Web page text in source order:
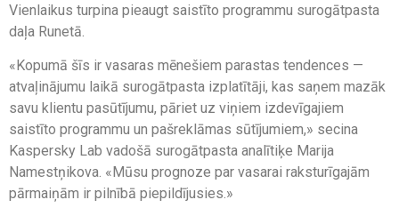
Vienlaikus turpina pieaugt saistīto programmu surogātpasta
daļa Runetā.
«Kopumā šīs ir vasaras mēnešiem parastas tendences —
atvaļinājumu laikā surogātpasta izplatītāji, kas saņem mazāk
savu klientu pasūtījumu, pāriet uz viņiem izdevīgajiem
saistīto programmu un pašreklāmas sūtījumiem,» secina
Kaspersky Lab vadošā surogātpasta analītiķe Marija
Namestņikova. «Mūsu prognoze par vasarai raksturīgajām
pārmaiņām ir pilnībā piepildījusies.»